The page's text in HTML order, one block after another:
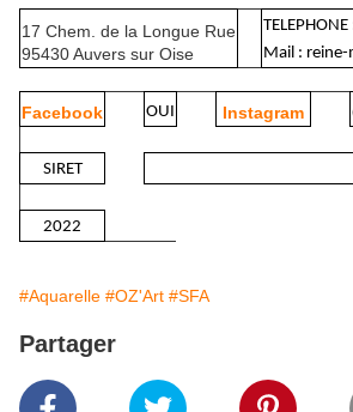
17 Chem. de la Longue Rue
95430 Auvers sur Oise
TELEPHONE
Mail :
Facebook OUI Instagram
SIRET
2022
#Aquarelle #OZ'Art #SFA
Partager